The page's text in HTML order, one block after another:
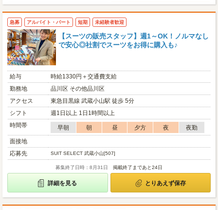
急募 アルバイト・パート 短期 未経験者歓迎
【スーツの販売スタッフ】週1～OK！ノルマなし
で安心◎社割でスーツをお得に購入も♪
給与
時給1330円＋交通費支給
勤務地
品川区 その他品川区
アクセス
東急目黒線 武蔵小山駅 徒歩 5分
シフト
週1日以上 1日1時間以上
時間帯
早朝 朝 昼 夕方 夜
夜勤
面接地
応募先
SUIT SELECT 武蔵小山[507]
募集終了日時：8月31日 掲載終了まであと24日
詳細を見る とりあえず保存